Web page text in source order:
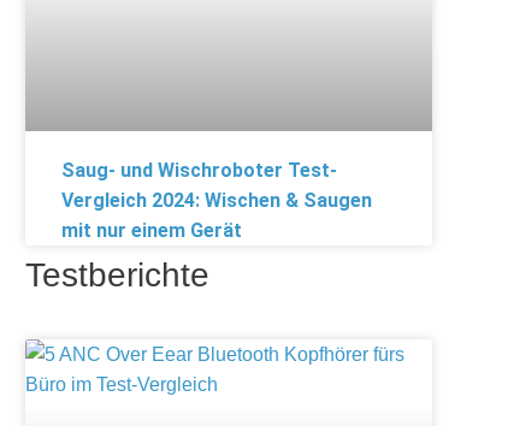
Saug- und Wischroboter Test-
Vergleich 2024: Wischen & Saugen
mit nur einem Gerät
Testberichte